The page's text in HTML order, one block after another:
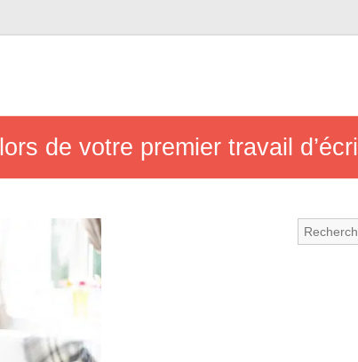
de votre premier travail